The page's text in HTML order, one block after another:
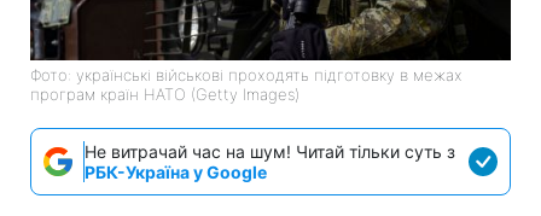
Фото: українські військові проходять підготовку в межах
програм країн НАТО (Getty Images)
Не витрачай час на шум! Читай тільки суть з
РБК-Україна у Google